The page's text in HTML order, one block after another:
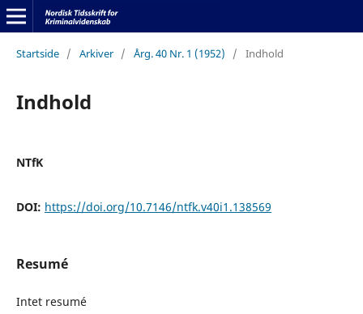
Startside / Arkiver / Årg. 40 Nr. 1 (1952) / Indhold
Indhold
NTfK
DOI: https://doi.org/10.7146/ntfk.v40i1.138569
Resumé
Intet resumé